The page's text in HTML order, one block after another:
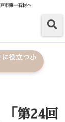
市第一石材へ
に役立つ小
第24回